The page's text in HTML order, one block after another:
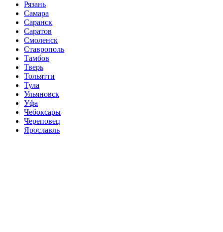
Рязань
Самара
Саранск
Саратов
Смоленск
Ставрополь
Тамбов
Тверь
Тольятти
Тула
Ульяновск
Уфа
Чебоксары
Череповец
Ярославль